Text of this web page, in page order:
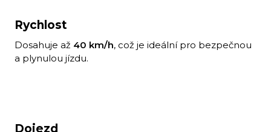
Rychlost
Dosahuje až 40 km/h, což je ideální pro bezpečnou
a plynulou jízdu.
Dojezd